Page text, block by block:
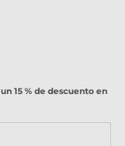
un 15 % de descuento en